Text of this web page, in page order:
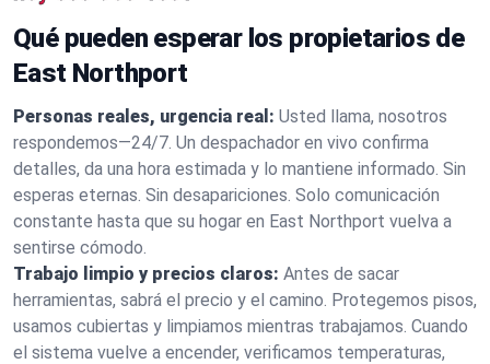
Qué pueden esperar los propietarios de
East Northport
Personas reales, urgencia real: Usted llama, nosotros
respondemos—24/7. Un despachador en vivo confirma
detalles, da una hora estimada y lo mantiene informado. Sin
esperas eternas. Sin desapariciones. Solo comunicación
constante hasta que su hogar en East Northport vuelva a
sentirse cómodo.
Trabajo limpio y precios claros: Antes de sacar
herramientas, sabrá el precio y el camino. Protegemos pisos,
usamos cubiertas y limpiamos mientras trabajamos. Cuando
el sistema vuelve a encender, verificamos temperaturas,